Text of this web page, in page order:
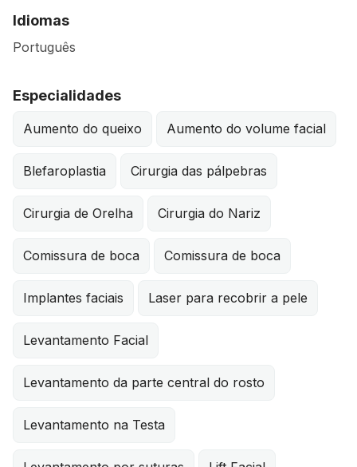
Idiomas
Português
Especialidades
Aumento do queixo Aumento do volume facial
Blefaroplastia Cirurgia das pálpebras
Cirurgia de Orelha Cirurgia do Nariz
Comissura de boca Comissura de boca
Implantes faciais Laser para recobrir a pele
Levantamento Facial
Levantamento da parte central do rosto
Levantamento na Testa